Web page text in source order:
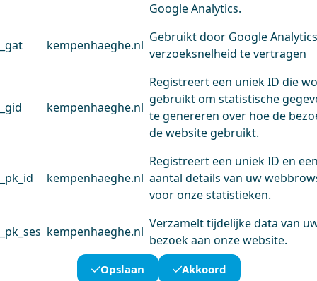
Google Analytics.
_gat kempenhaeghe.nl
Gebruikt door Google
verzoeksnelheid te vertragen
_gid kempenhaeghe.nl
Registreert een uniek ID die
gebruikt om statistische
te genereren over hoe de
de website gebruikt.
_pk_id kempenhaeghe.nl
Registreert een uniek ID en
aantal details van uw
voor onze statistieken.
_pk_ses kempenhaeghe.nl
Verzamelt tijdelijke data van
bezoek aan onze website.
Opslaan Akkoord